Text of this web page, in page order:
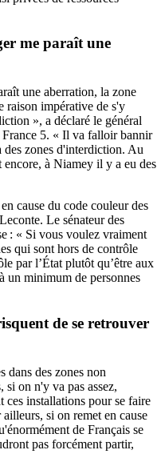
me paraît une
une aberration, la zone
raison impérative de s'y
», a déclaré le général
5. « Il va falloir bannir
des zones d'interdiction. Au
à Niamey il y a eu des
cause du code couleur des
Le sénateur des
: « Si vous voulez vraiment
qui sont hors de contrôle
par l’État plutôt qu’être aux
un minimum de personnes
de se retrouver
dans des zones non
si on n'y va pas assez,
ces installations pour se faire
si on remet en cause
de Français se
pas forcément partir,